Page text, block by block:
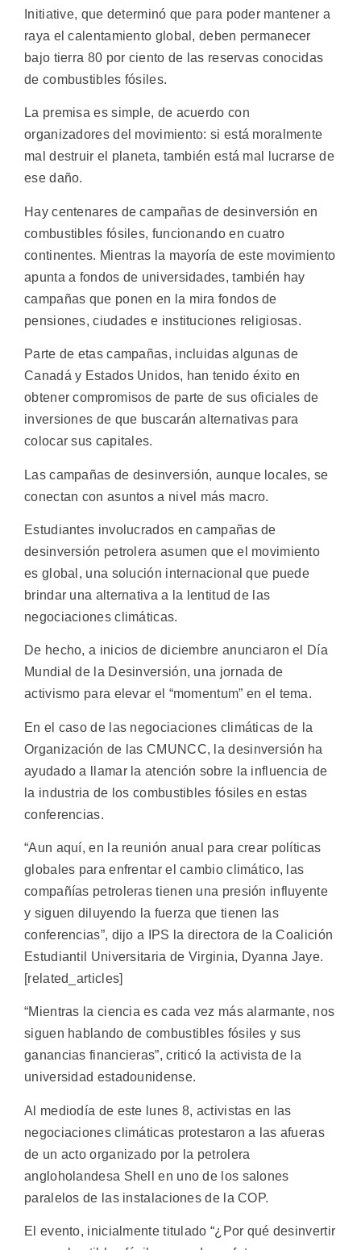
Initiative, que determinó que para poder mantener a
raya el calentamiento global, deben permanecer
bajo tierra 80 por ciento de las reservas conocidas
de combustibles fósiles.
La premisa es simple, de acuerdo con
organizadores del movimiento: si está moralmente
mal destruir el planeta, también está mal lucrarse de
ese daño.
Hay centenares de campañas de desinversión en
combustibles fósiles, funcionando en cuatro
continentes. Mientras la mayoría de este movimiento
apunta a fondos de universidades, también hay
campañas que ponen en la mira fondos de
pensiones, ciudades e instituciones religiosas.
Parte de etas campañas, incluidas algunas de
Canadá y Estados Unidos, han tenido éxito en
obtener compromisos de parte de sus oficiales de
inversiones de que buscarán alternativas para
colocar sus capitales.
Las campañas de desinversión, aunque locales, se
conectan con asuntos a nivel más macro.
Estudiantes involucrados en campañas de
desinversión petrolera asumen que el movimiento
es global, una solución internacional que puede
brindar una alternativa a la lentitud de las
negociaciones climáticas.
De hecho, a inicios de diciembre anunciaron el Día
Mundial de la Desinversión, una jornada de
activismo para elevar el “momentum” en el tema.
En el caso de las negociaciones climáticas de la
Organización de las CMUNCC, la desinversión ha
ayudado a llamar la atención sobre la influencia de
la industria de los combustibles fósiles en estas
conferencias.
“Aun aquí, en la reunión anual para crear políticas
globales para enfrentar el cambio climático, las
compañías petroleras tienen una presión influyente
y siguen diluyendo la fuerza que tienen las
conferencias”, dijo a IPS la directora de la Coalición
Estudiantil Universitaria de Virginia, Dyanna Jaye.
[related_articles]
“Mientras la ciencia es cada vez más alarmante, nos
siguen hablando de combustibles fósiles y sus
ganancias financieras”, criticó la activista de la
universidad estadounidense.
Al mediodía de este lunes 8, activistas en las
negociaciones climáticas protestaron a las afueras
de un acto organizado por la petrolera
angloholandesa Shell en uno de los salones
paralelos de las instalaciones de la COP.
El evento, inicialmente titulado “¿Por qué desinvertir